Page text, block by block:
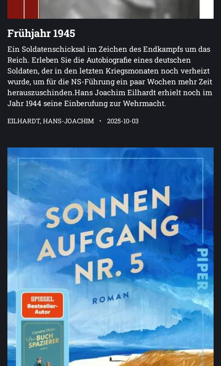
Frühjahr 1945
Ein Soldatenschicksal im Zeichen des Endkampfs um das
Reich. Erleben Sie die Autobiografie eines deutschen
Soldaten, der in den letzten Kriegsmonaten noch verheizt
wurde, um für die NS-Führung ein paar Wochen mehr Zeit
herauszuschinden.Hans Joachim Eilhardt erhielt noch im
Jahr 1944 seine Einberufung zur Wehrmacht.
EILHARDT, HANS-JOACHIM 2025-10-03